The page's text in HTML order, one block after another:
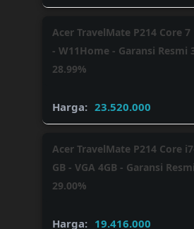
Acer TravelMate P214 Core 7
- W11Home - Garansi Resmi
28.99%
23.520.000
Acer TravelMate P214 Core
GB - VGA 4GB - Garansi
29.00%
19.416.000